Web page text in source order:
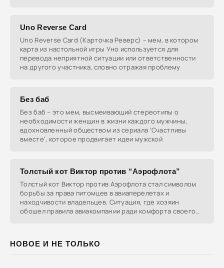
НОВОЕ И НЕ ТОЛЬКО
Uno Reverse Card
Uno Reverse Card (Карточка Реверс) – мем, в котором
карта из настольной игры Уно используется для
перевода неприятной ситуации или ответственности
на другого участника, словно отражая проблему
Без баб
Без баб – это мем, высмеивающий стереотипы о
необходимости женщин в жизни каждого мужчины,
вдохновленный обществом из сериала 'Счастливы
вместе', которое продвигает идеи мужской
Толстый кот Виктор против “Аэрофлота”
Толстый кот Виктор против Аэрофлота стал символом
борьбы за права питомцев в авиаперелетах и
находчивости владельцев. Ситуация, где хозяин
обошел правила авиакомпании ради комфорта своего